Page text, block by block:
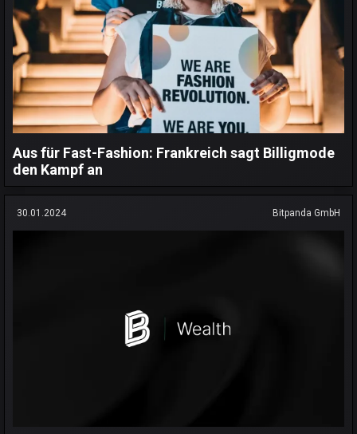
Aus für Fast-Fashion: Frankreich sagt Billigmode
den Kampf an
30.01.2024 Bitpanda GmbH